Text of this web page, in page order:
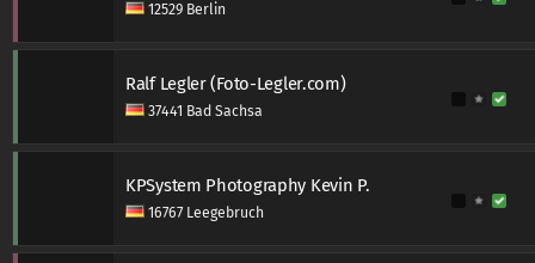
12529 Berlin
Ralf Legler (Foto-Legler.com)
37441 Bad Sachsa
KPSystem Photography Kevin P.
16767 Leegebruch